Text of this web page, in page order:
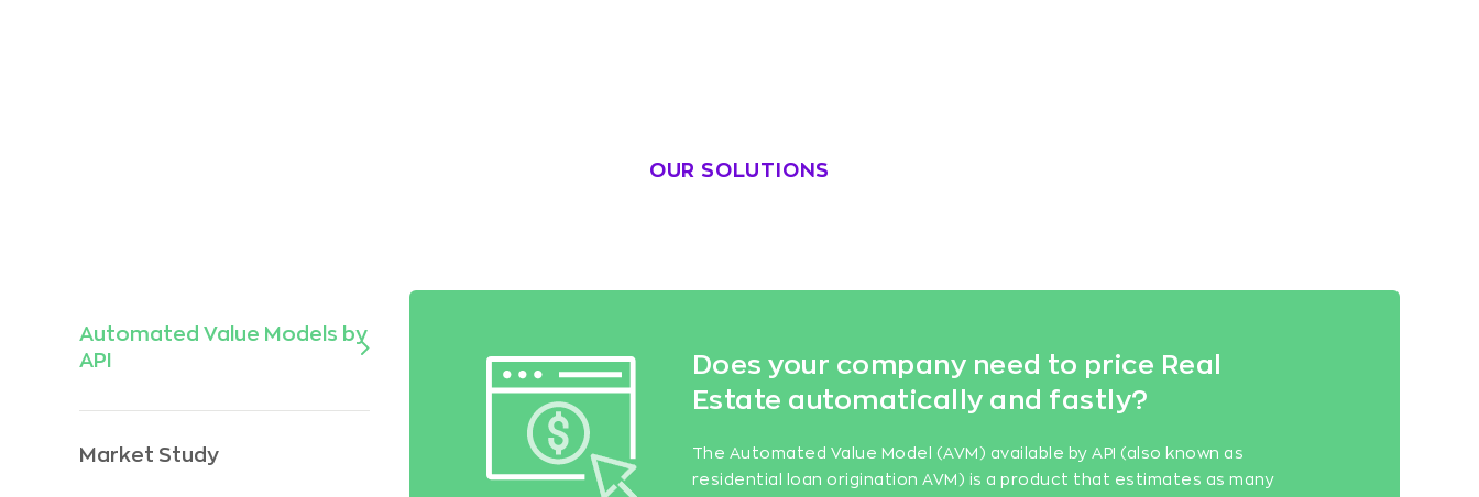
OUR SOLUTIONS
Automated Value Models by
API
Market Study
Does your company need to price Real
Estate automatically and fastly?
The Automated Value Model (AVM) available by API (also known as
residential loan origination AVM) is a product that estimates as many